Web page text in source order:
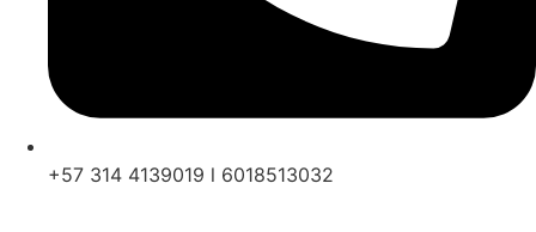
+57 314 4139019 l 6018513032